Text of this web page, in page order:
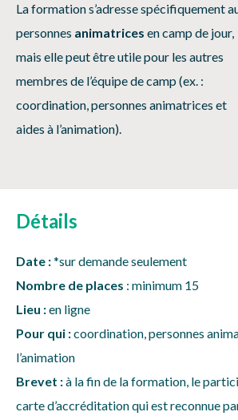
La formation s’adresse spécifiquement
personnes animatrices en camp de jour,
mais elle peut être utile pour les autres
membres de l’équipe de camp (ex. :
coordination, personnes animatrices et
aides à l’animation).
Détails
Date :*sur demande seulement
Nombre de places : minimum 15
Lieu :en ligne
Pour qui :coordination, personnes
l’animation
Brevet :à la fin de la formation, le
carte d’accréditation qui est reconnue